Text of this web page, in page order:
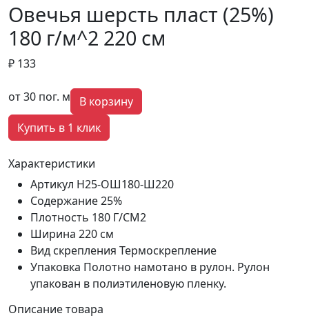
Овечья шерсть пласт (25%)
180 г/м^2 220 см
₽ 133
от 30 пог. м
В корзину
Купить в 1 клик
Характеристики
Артикул Н25-ОШ180-Ш220
Содержание25%
Плотность 180 Г/СМ2
Ширина 220 см
Вид скрепления Термоскрепление
Упаковка Полотно намотано в рулон. Рулон
упакован в полиэтиленовую пленку.
Описание товара